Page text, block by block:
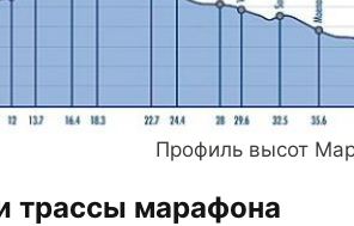
Профиль высот
трассы марафона